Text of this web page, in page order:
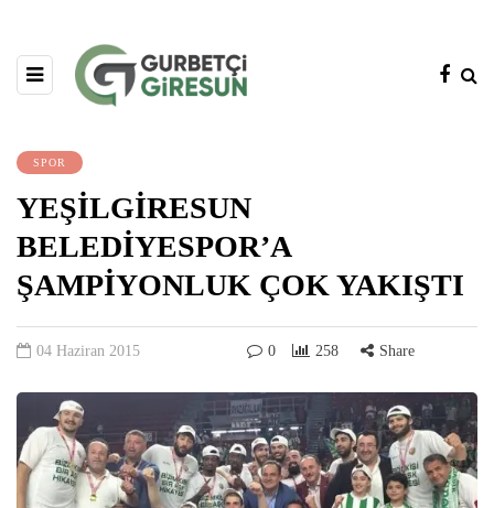
SPOR
YEŞİLGİRESUN
BELEDİYESPOR’A
ŞAMPİYONLUK ÇOK YAKIŞTI
04 Haziran 2015 0 258 Share